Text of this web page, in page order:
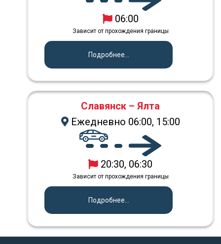
06:00
Зависит от прохождения границы
Подробнее...
Славянск – Ялта
Ежедневно 06:00, 15:00
20:30, 06:30
Зависит от прохождения границы
Подробнее...